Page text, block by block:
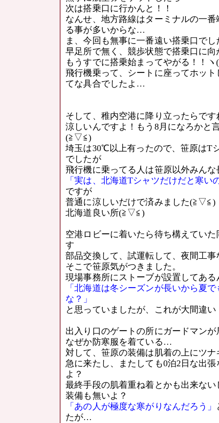
次は搭乗口に行かんと！！
なんせ、地方路線はターミナルの一
る事が多いからな…
ま、今回も無事に一番遠い搭乗口で
早足所で無く、競歩状態で搭乗口に向
もうすでに搭乗始まってやがる！！ヽ
飛行機乗って、シートに座ってホッ
てな具合でしたよ…
そして、稚内空港に降り立ったらで
涼しいんですよ！もう8月になろかと
(≧▽≦)
埼玉は30℃以上有ったので、笹原はT
でしたが
飛行機に乗ってる人は笹原以外みん
「実は、北海道Tシャツだけだと寒い
ですが
普通に涼しいだけで済みました(≧▽≦)
北海道良い所(≧▽≦)
空港ロビーに着いたら待ち構えてい
す
部品交換して、試運転して、夜間工
そこで笹原気がつきました。
現場事務所にストーブが設置してある
「北海道は冬シーズンが長いから夏
な？」
と思っていましたが、これが大間違い
出入り口のゲートの所にガードマン
なぜか防寒服を着ている…
対して、笹原の装備は肌着の上にツ
急に来たし、またしても0泊2日な出
よ？
最終手段の肌着重ね着とかも出来な
装備も無いよ？
「あの人が極度な寒がりなんだろう」
たが…